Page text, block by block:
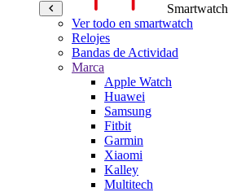
Smartwatch
Ver todo en smartwatch
Relojes
Bandas de Actividad
Marca
Apple Watch
Huawei
Samsung
Fitbit
Garmin
Xiaomi
Kalley
Multitech